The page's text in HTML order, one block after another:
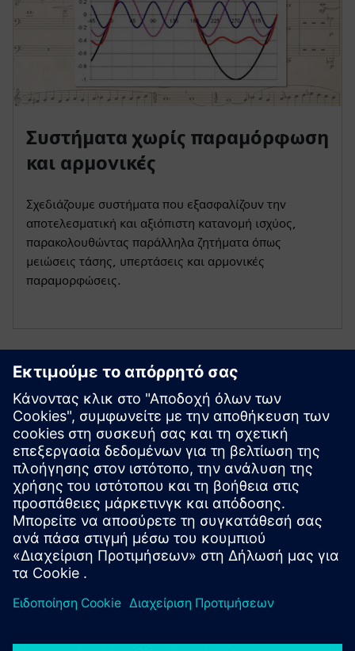
Συστήματα χωρίς παραμόρφωση
και αρμονικές
Σχεδιάζουμε συστήματα που εξασφαλίζουν την
αποτελεσματική και αξιόπιστη κατανομή ισχύος,
παρακολουθώντας παράλληλα ζητήματα όπως
μειώσεις τάσης, υπερτάσεις και αρμονικές
παραμορφώσεις.
Ξεκινήστε
Επικοινωνήστε μαζί μας